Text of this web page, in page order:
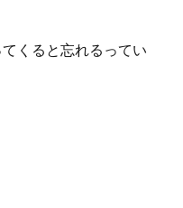
くると忘れるってい